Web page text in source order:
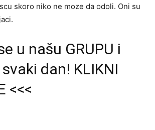
skoro niko ne moze da odoli. Oni su
u našu GRUPU i
dan! KLIKNI
<<<